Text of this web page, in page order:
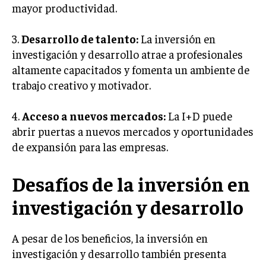
ANALÍTICA EMPRESARIAL Y BUSINESS
INTELLIGENCE
CIBERSEGURIDAD EMPRESARIAL
ESTRATEGIA
EMPRESAS FAMILIARES Y SUCESIÓN
NEGOCIACIÓN Y RESOLUCIÓN DE CONFLICTOS
DERECHO EMPRESARIAL Y REGULACIONES
GOBIERNO CORPORATIVO
ESTRATEGIAS DE NEGOCIOS
MARKETING B2B
mayor productividad.
3.Desarrollo de talento: La inversión en
investigación y desarrollo atrae a profesionales
altamente capacitados y fomenta un ambiente de
trabajo creativo y motivador.
4.Acceso a nuevos mercados: La I+D puede
abrir puertas a nuevos mercados y oportunidades
de expansión para las empresas.
Desafíos de la inversión en
investigación y desarrollo
A pesar de los beneficios, la inversión en
investigación y desarrollo también presenta